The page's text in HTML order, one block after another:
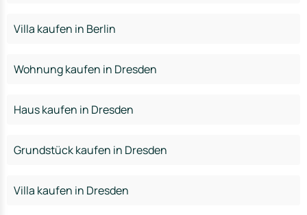
Villa kaufen in Berlin
Wohnung kaufen in Dresden
Haus kaufen in Dresden
Grundstück kaufen in Dresden
Villa kaufen in Dresden